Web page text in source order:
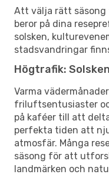
Att välja rätt säsong
beror på dina
solsken,
stadsvandringar
Högtrafik:
Varma
friluftsentusiaster
på kaféer till att
perfekta tiden att
atmosfär. Många
säsong för att
landmärken och